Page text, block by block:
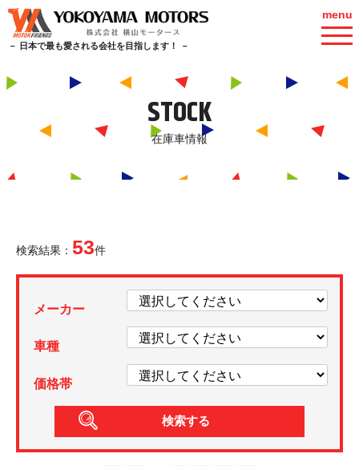
－ 日本で最も愛される会社を目指します！ －
menu
STOCK
在庫車情報
検索結果： 53件
メーカー
車種
価格帯